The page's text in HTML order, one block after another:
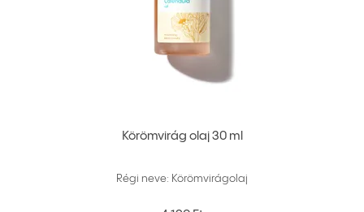
Körömvirág olaj 30 ml
Régi neve: Körömvirágolaj